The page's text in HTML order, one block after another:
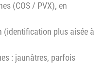
(COS / PVX), en
(identification plus aisée à
: jaunâtres, parfois